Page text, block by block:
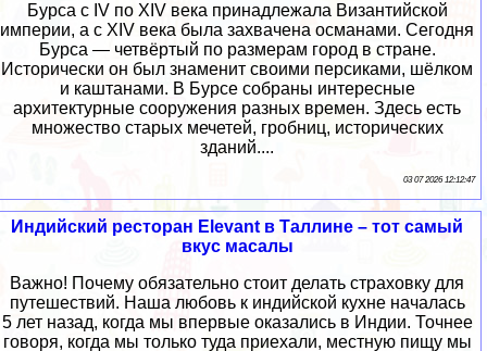
Бурса с IV по XIV века принадлежала Византийской
империи, а с XIV века была захвачена османами. Сегодня
Бурса — четвёртый по размерам город в стране.
Исторически он был знаменит своими персиками, шёлком
и каштанами. В Бурсе собраны интересные
архитектурные сооружения разных времен. Здесь есть
множество старых мечетей, гробниц, исторических
зданий....
03 07 2026 12:12:47
Индийский ресторан Elevant в Таллине – тот самый
вкус масалы
Важно! Почему обязательно стоит делать страховку для
путешествий. Наша любовь к индийской кухне началась
5 лет назад, когда мы впервые оказались в Индии. Точнее
говоря, когда мы только туда приехали, местную пищу мы